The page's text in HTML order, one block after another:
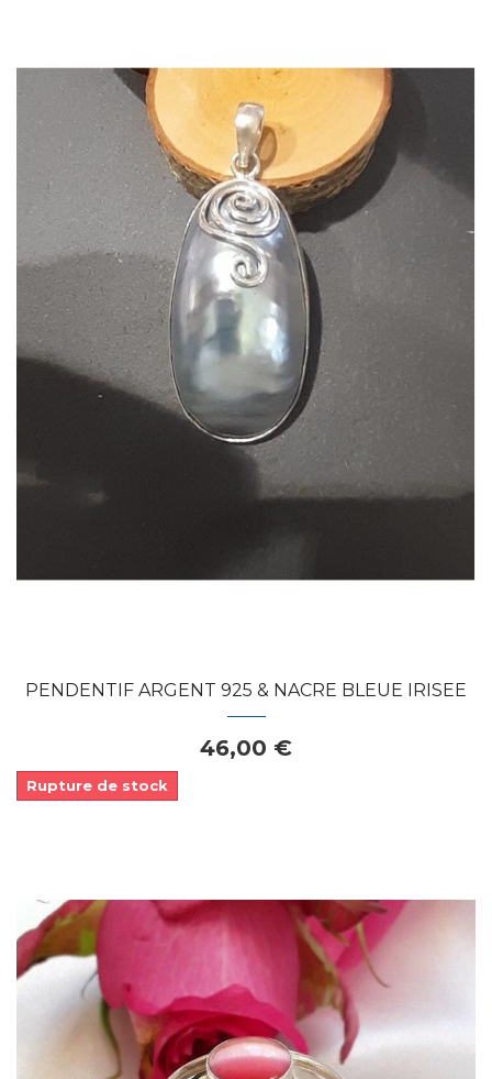
Dans mon panier
APERÇU RAPIDE
PENDENTIF ARGENT 925 & NACRE BLEUE IRISEE
46,00 €
Rupture de stock